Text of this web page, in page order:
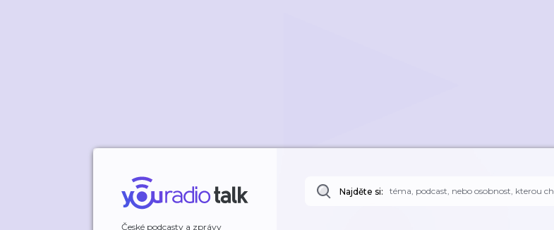
České podcasty a zprávy
Najděte si: